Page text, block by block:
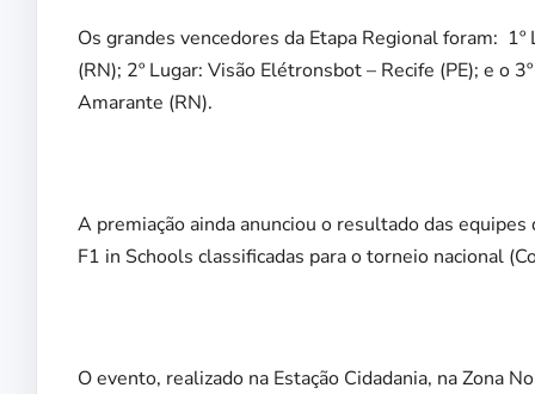
Os grandes vencedores da Etapa Regional foram:
(RN); 2º Lugar: Visão Elétronsbot – Recife (PE); e o
Amarante (RN).
A premiação ainda anunciou o resultado das
F1 in Schools classificadas para o torneio nacional
O evento, realizado na Estação Cidadania, na Zona